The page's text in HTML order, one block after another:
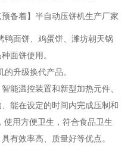
备着】半自动压饼机生产厂家
鸭面饼、鸡蛋饼、潍坊朝天锅
面饼使用。
升级换代产品。
能温控装置和新型加热元件、
能在设定的时间内完成压制和
用方便卫生，符合食品卫生
有效率高、质量好等优点。